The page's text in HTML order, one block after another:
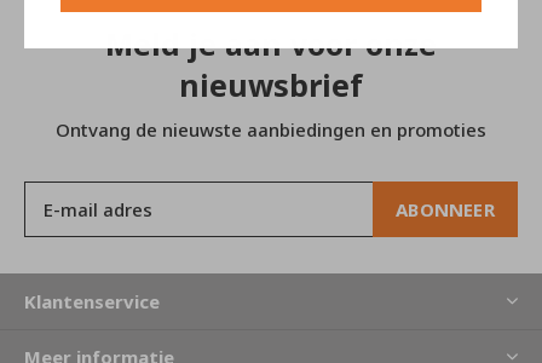
Meld je aan voor onze
nieuwsbrief
Ontvang de nieuwste aanbiedingen en promoties
ABONNEER
Klantenservice
Meer informatie